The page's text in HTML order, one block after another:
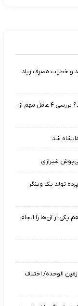
و خطرات مصرف زیاد
چرا برخی زنان از رابطه جنسی کمتر لذت می‌برند؟ بررسی ۴ عامل مهم از
شد
شیرازی
تولد یک وینگر
یکی از آن‌ها را انجام
الوحده/ اختلاف